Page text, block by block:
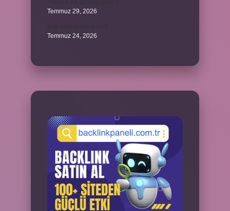
Temmuz 29, 2026
Temmuz 24, 2026